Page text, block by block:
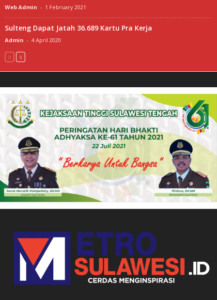
Web Admin - 1 February 2021
Sulteng Dapat Jatah 36.689 Kartu Pra Kerja
Admin - 4 April 2020